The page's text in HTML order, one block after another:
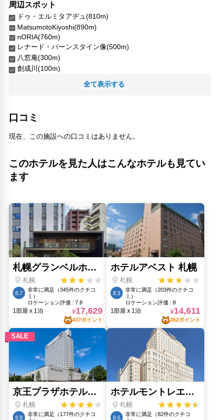
周辺スポット
ドゥ・エルミタアヂュ(810m)
MatsumotoKiyoshi(890m)
nORIA(760m)
レナード・バーンスタイン像(500m)
八窓庵(300m)
創成川(100m)
北武記念絵画館(920m)
地下鉄 中島公園駅(130m)
小熊座(270m)
すすきの市場(410m)
平岸ポプラ公園(1.09km)
ゼップ札幌(40m)
札幌中央病院(900m)
水車町公園(910m)
菓か舎(630m)
豊川稲荷札幌別院(290m)
豊平館(420m)
資生館小学校駅(720m)
鴨鴨川(480m)
人気スポット
すすきの(660m)
ブラックスライドマントラ(1.22km)
北海道大学(1.8km)
北海道庁(1.66km)
さっぽろテレビ塔(1.29km)
大通公園(1.22km)
時計台(1.43km)
札幌地下歩行者空間(1.7km)
狸小路商店街(850m)
白い恋人公園(8.02km)
藻岩山(3.97km)
全て表示する
口コミ
現在、この施設への口コミはありません。
このホテルを見た人はこんなホテルも見てい
ます